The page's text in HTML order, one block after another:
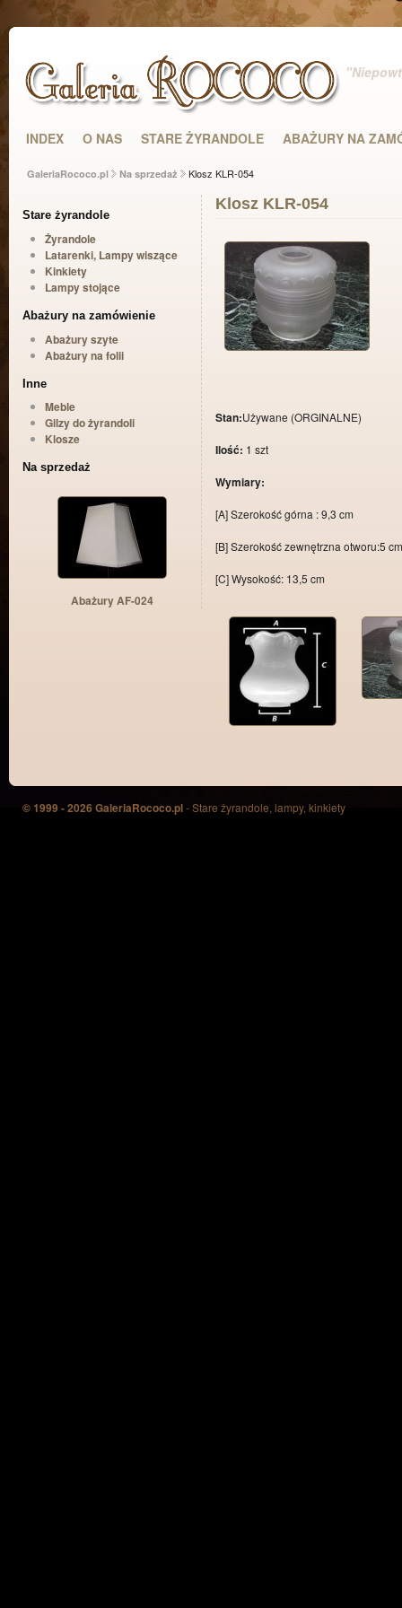
INDEX O NAS STARE ŻYRANDOLE ABAŻURY NA
GaleriaRococo.pl Na sprzedaż Klosz KLR-054
Stare żyrandole
Żyrandole
Latarenki, Lampy wiszące
Kinkiety
Lampy stojące
Abażury na zamówienie
Abażury szyte
Abażury na folii
Inne
Meble
Gilzy do żyrandoli
Klosze
Na sprzedaż
Abażury AF-024
Klosz KLR-054
Stan:Używane (ORGINALNE)
Ilość: 1 szt
Wymiary:
[A] Szerokość górna : 9,3 cm
[B] Szerokość zewnętrzna otworu:5 cm
[C] Wysokość: 13,5 cm
© 1999 - 2026 GaleriaRococo.pl- Stare żyrandole, lampy, kinkiety